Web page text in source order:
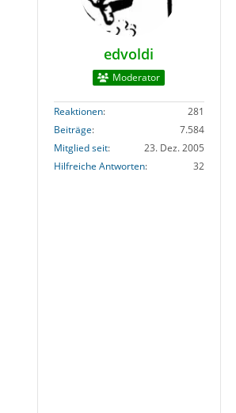
edvoldi
Moderator
Reaktionen
281
Beiträge
7.584
Mitglied seit
23. Dez. 2005
Hilfreiche Antworten
32